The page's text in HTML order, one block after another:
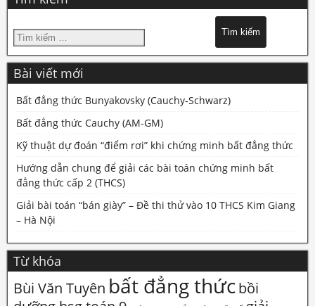
Bài viết mới
Bất đẳng thức Bunyakovsky (Cauchy-Schwarz)
Bất đẳng thức Cauchy (AM-GM)
Kỹ thuật dự đoán “điểm rơi” khi chứng minh bất đẳng thức
Hướng dẫn chung để giải các bài toán chứng minh bất
đẳng thức cấp 2 (THCS)
Giải bài toán “bán giày” – Đề thi thử vào 10 THCS Kim Giang
– Hà Nội
Từ khóa
Bùi Văn Tuyên bất đẳng thứcbồi